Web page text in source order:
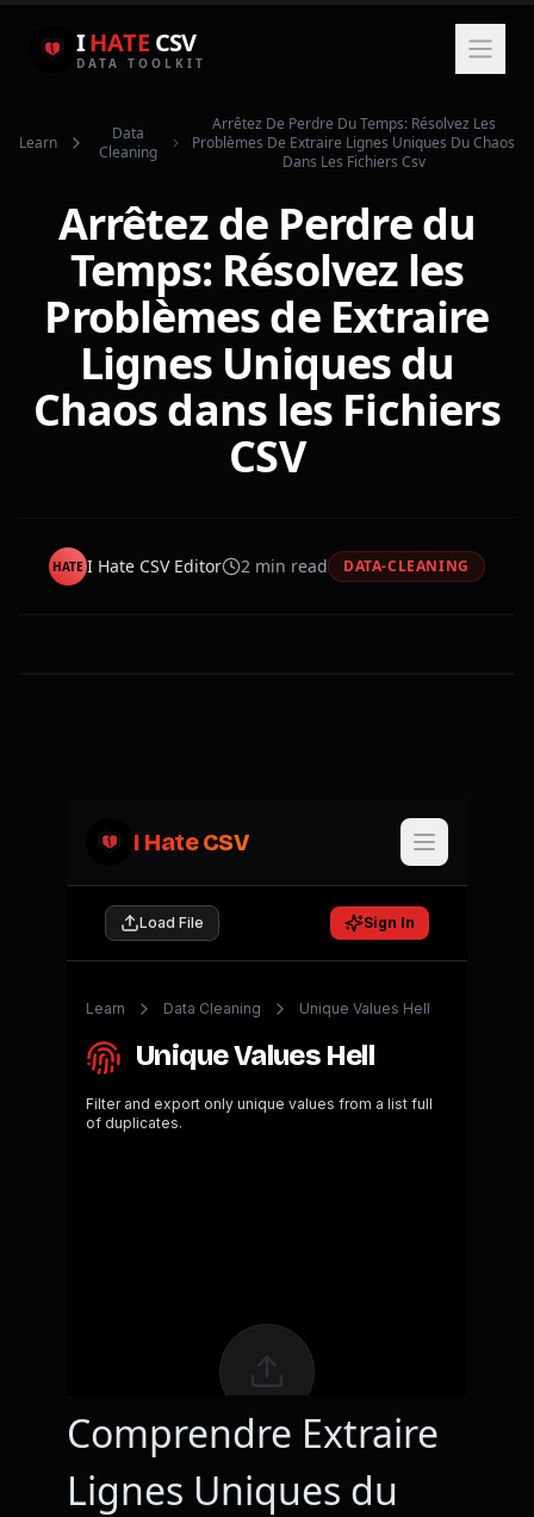
IHATE CSV
DATA TOOLKIT
Learn
Data
Cleaning
Arrêtez De Perdre Du Temps: Résolvez Les
Problèmes De Extraire Lignes Uniques Du Chaos
Dans Les Fichiers Csv
Arrêtez de Perdre du
Temps: Résolvez les
Problèmes de Extraire
Lignes Uniques du
Chaos dans les Fichiers
CSV
HATE I Hate CSV Editor 2 min read DATA-CLEANING
Comprendre Extraire
Lignes Uniques du